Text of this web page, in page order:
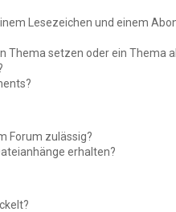
Lesezeichen und einem
Thema setzen oder ein Thema
Forum zulässig?
erhalten?